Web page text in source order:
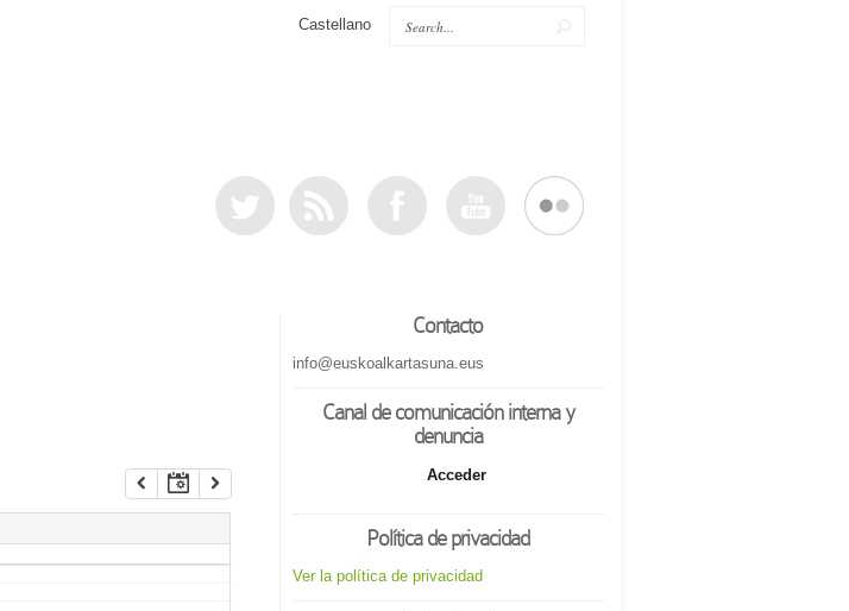
Castellano
Contacto
info@euskoalkartasuna.eus
Canal de comunicación interna y
denuncia
Acceder
Política de privacidad
Ver la política de privacidad